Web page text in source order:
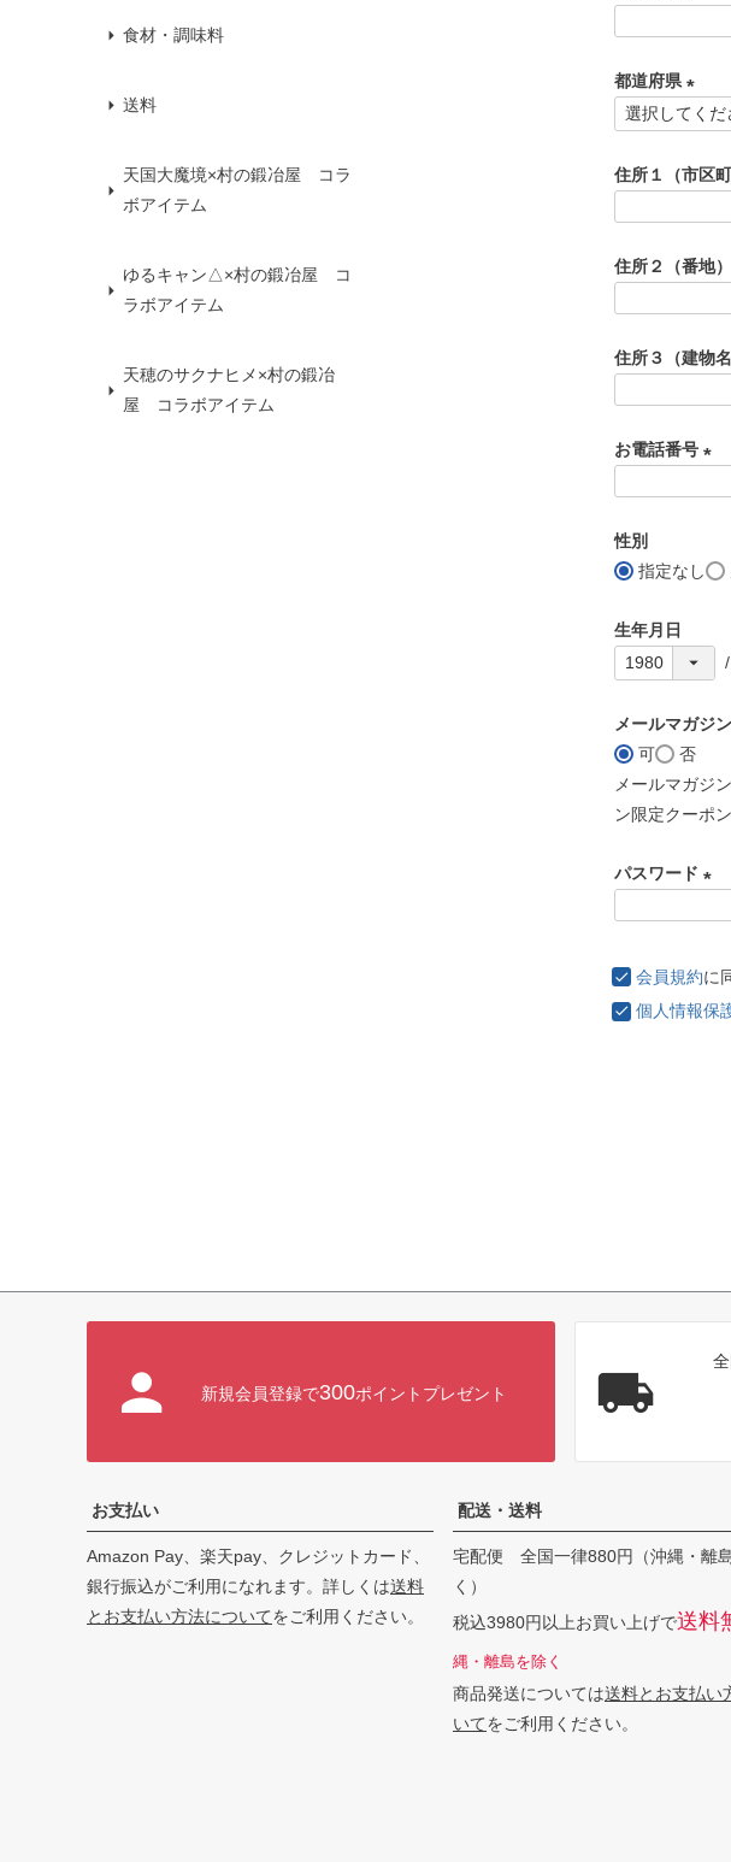
食材・調味料
送料
天国大魔境×村の鍛冶屋 コラ
ボアイテム
ゆるキャン△×村の鍛冶屋 コ
ラボアイテム
天穂のサクナヒメ×村の鍛冶
屋 コラボアイテム
須
)
都道府県
(
須
住所１（市区
住所２（番地）
住所３（建物名
お電話番号
)
性別
指定なし
生年月日
メールマガジ
可
否
メールマガジ
ン限定クーポ
パスワード
須
)
会員規約に
個人情報保
新規会員登録で300ポイントプレゼント
お支払い
Amazon Pay、楽天pay、クレジットカード、
銀行振込がご利用になれます。詳しくは送料
とお支払い方法についてをご利用ください。
配送・送料
宅配便 全国一律880円（沖縄・離
く）
税込3980円以上お買い上げで送料
縄・離島を除く
商品発送については送料とお支払い
いてをご利用ください。